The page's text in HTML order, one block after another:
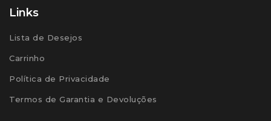
Links
Lista de Desejos
Carrinho
Política de Privacidade
Termos de Garantia e Devoluções